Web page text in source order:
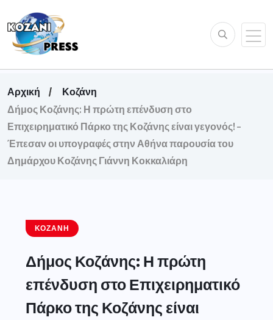
Αρχική
Κοζάνη
Δήμος Κοζάνης: Η πρώτη επένδυση στο
Επιχειρηματικό Πάρκο της Κοζάνης είναι γεγονός! –
Έπεσαν οι υπογραφές στην Αθήνα παρουσία του
Δημάρχου Κοζάνης Γιάννη Κοκκαλιάρη
ΚΟΖΆΝΗ
Δήμος Κοζάνης: Η πρώτη
επένδυση στο Επιχειρηματικό
Πάρκο της Κοζάνης είναι